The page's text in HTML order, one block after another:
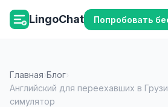
LingoChat Попробовать
Главная Блог
Английский для переехавших в
симулятор